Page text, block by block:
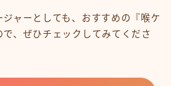
ジャーとしても、おすすめの『喉ケ
で、ぜひチェックしてみてくださ